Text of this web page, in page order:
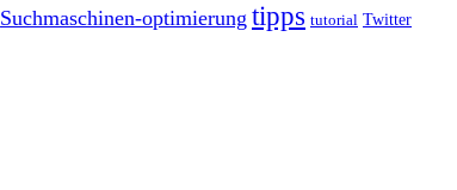
Suchmaschinen-optimierung tipps tutorial Twitter